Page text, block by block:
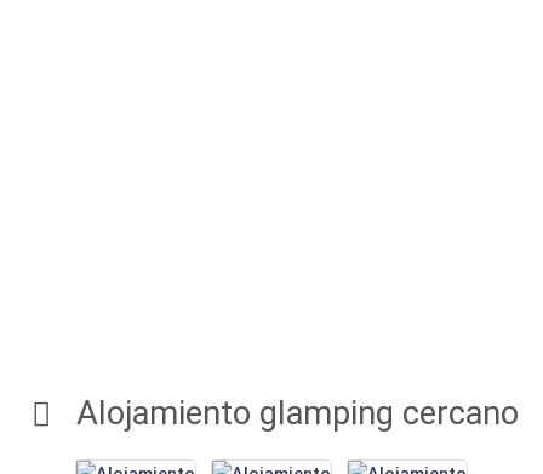
Alojamiento glamping cercano